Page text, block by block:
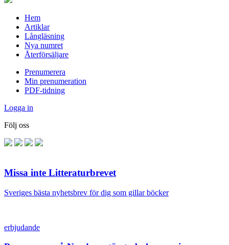
Hem
Artiklar
Långläsning
Nya numret
Återförsäljare
Prenumerera
Min prenumeration
PDF-tidning
Logga in
Följ oss
Missa inte Litteraturbrevet
Sveriges bästa nyhetsbrev för dig som gillar böcker
erbjudande